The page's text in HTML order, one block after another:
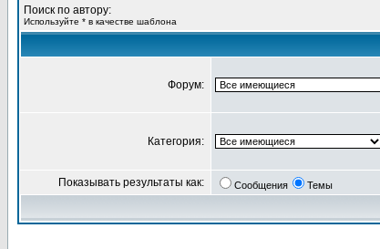
Поиск по автору:
Используйте * в качестве шаблона
Форум:
Категория:
Показывать результаты как: Сообщения Темы